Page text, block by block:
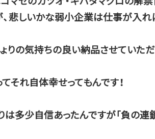
悲しいかな弱小企業は仕事が入
りの気持ちの良い納品させていただ
それ自体幸せってもんです！
多少自信あったんですが「負の連